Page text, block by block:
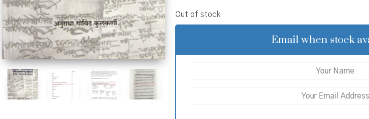
was:
₹300.00.
is:
₹290.00.
Out of stock
Email when stock